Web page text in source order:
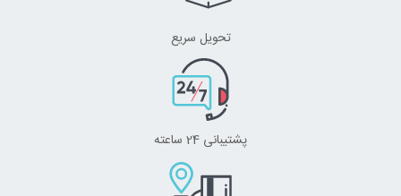
تحویل سریع
پشتیبانی 24 ساعته